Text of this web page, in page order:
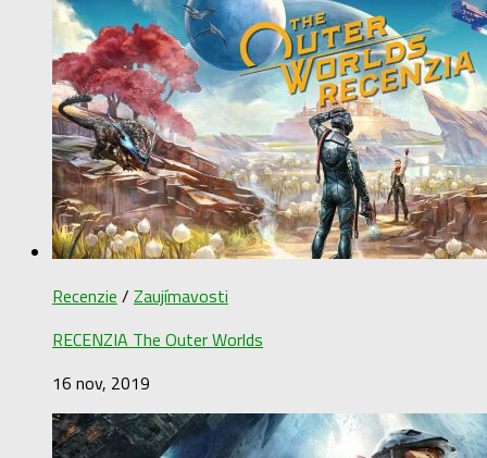
Recenzie / Zaujímavosti
RECENZIA The Outer Worlds
16 nov, 2019